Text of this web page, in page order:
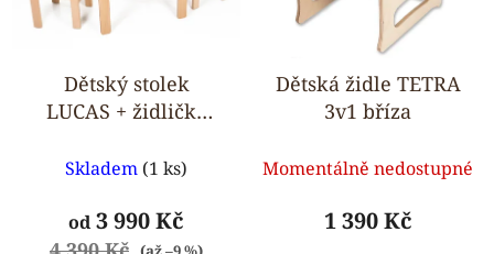
Dětský stolek
LUCAS + židličky
hodnocení
produktu
je
Skladem (1 ks)
od3 990 Kč
Dětská židle TETRA
3v1 bříza
hodnocení
produktu
Momentálně nedostupné
1 390 Kč